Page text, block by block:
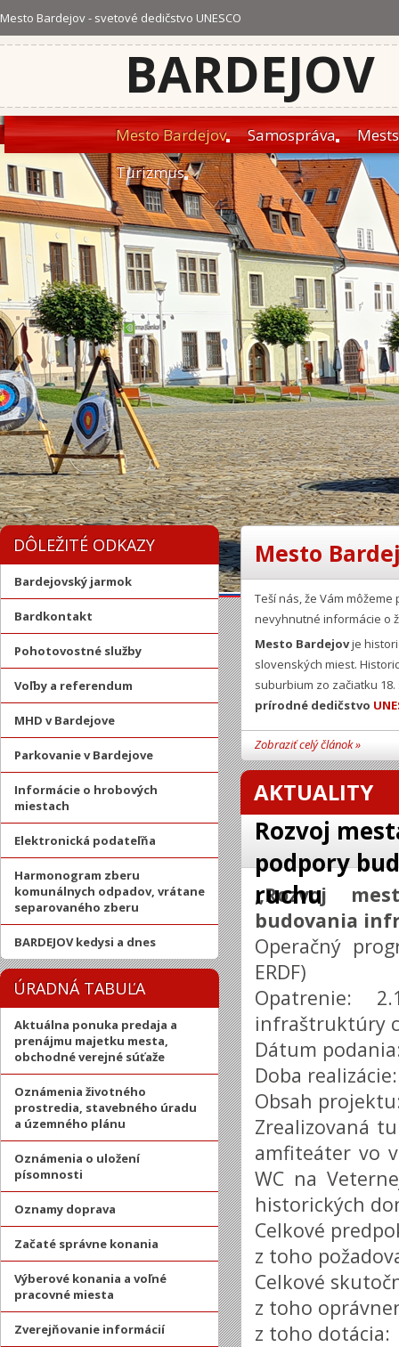
Mesto Bardejov - svetové dedičstvo UNESCO
BARDEJOV
Mesto Bardejov Samospráva
Turizmus
DÔLEŽITÉ ODKAZY
Bardejovský jarmok
Bardkontakt
Pohotovostné služby
Voľby a referendum
MHD v Bardejove
Parkovanie v Bardejove
Informácie o hrobových
miestach
Elektronická podateľňa
Harmonogram zberu
komunálnych odpadov, vrátane
separovaného zberu
BARDEJOV kedysi a dnes
ÚRADNÁ TABUĽA
Aktuálna ponuka predaja a
prenájmu majetku mesta,
obchodné verejné súťaže
Oznámenia životného
prostredia, stavebného úradu
a územného plánu
Oznámenia o uložení
písomnosti
Oznamy doprava
Začaté správne konania
Výberové konania a voľné
pracovné miesta
Zverejňovanie informácií
Mesto
Teší nás, že Vám
nevyhnutné informácie o
Mesto Bardejovje
slovenských miest.
suburbium zo začiatku
prírodné dedičstvo
Zobraziť celý článok »
AKTUALITY
Rozvoj
podpory
ruchu
„Rozvoj
budovania
Operačný
ERDF)
Opatrenie:
infraštruktúry
Dátum
Doba
Obsah
Zrealizovaná
amfiteáter vo
WC na
historických
Celkové
z toho
Celkové
z toho
z toho dotácia: